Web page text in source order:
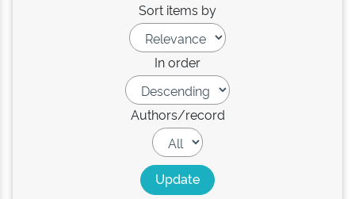
Sort items by
In order
Authors/record